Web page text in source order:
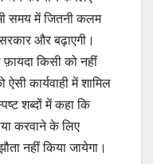
समय में जितनी कलम
और बढ़ाएगी।
किसी को नहीं
कार्यवाही में शामिल
शब्दों में कहा कि
करवाने के लिए
नहीं किया जायेगा।